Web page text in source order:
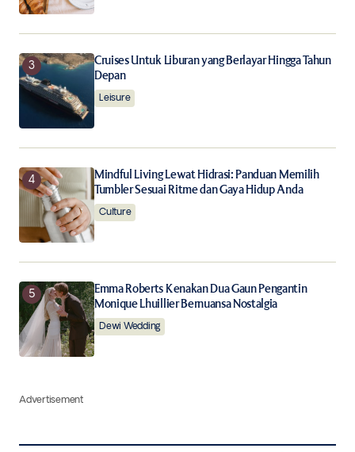
Submit Comment
Cruises Untuk Liburan yang Berlayar Hingga Tahun
Depan
Leisure
Mindful Living Lewat Hidrasi: Panduan Memilih
Tumbler Sesuai Ritme dan Gaya Hidup Anda
Culture
Emma Roberts Kenakan Dua Gaun Pengantin
Monique Lhuillier Bernuansa Nostalgia
Dewi Wedding
Advertisement